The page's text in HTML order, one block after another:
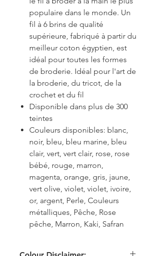
populaire dans le monde. Un
fil à 6 brins de qualité
supérieure, fabriqué à partir du
meilleur coton égyptien, est
idéal pour toutes les formes
de broderie. Idéal pour l'art de
la broderie, du tricot, de la
crochet et du fil
Disponible dans plus de 300
teintes
Couleurs disponibles: blanc,
noir, bleu, bleu marine, bleu
clair, vert, vert clair, rose, rose
bébé, rouge, marron,
magenta, orange, gris, jaune,
vert olive, violet, violet, ivoire,
or, argent, Perle, Couleurs
métalliques, Pêche, Rose
pêche, Marron, Kaki, Safran